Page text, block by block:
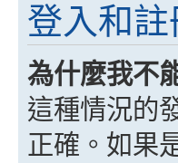
登入和
為什麼我不
這種情況的
正確。如果